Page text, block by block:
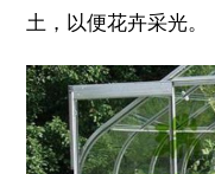
土，以便花卉采光。